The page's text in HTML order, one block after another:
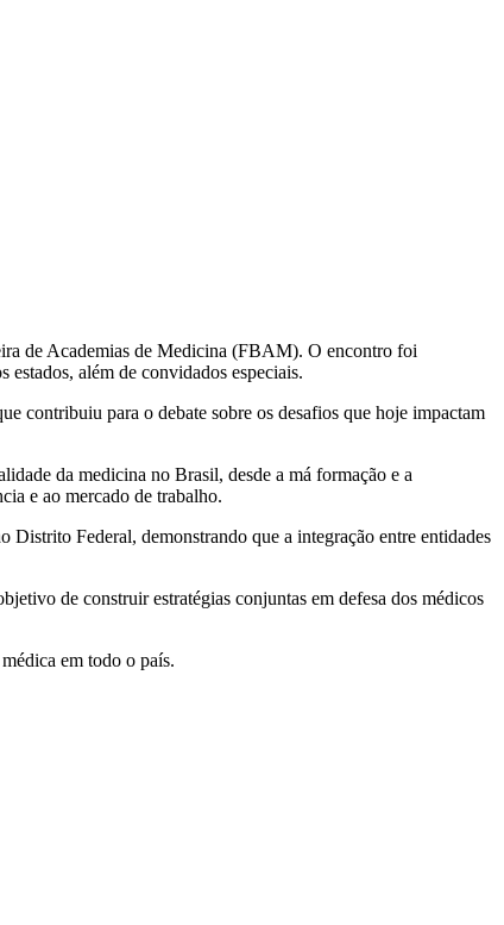
de Academias de Medicina (FBAM). O encontro foi
além de convidados especiais.
contribuiu para o debate sobre os desafios que hoje impactam
da medicina no Brasil, desde a má formação e a
e ao mercado de trabalho.
Distrito Federal, demonstrando que a integração entre entidades
de construir estratégias conjuntas em defesa dos médicos
em todo o país.